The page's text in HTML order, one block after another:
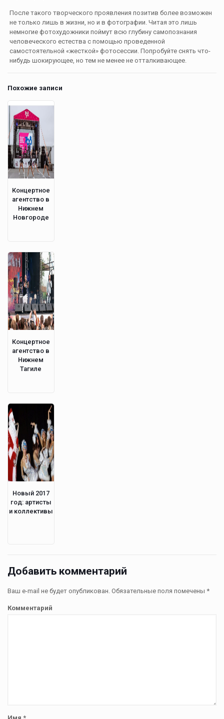
После такого творческого проявления позитив более возможен
не только лишь в жизни, но и в фотографии. Читая это лишь
немногие фотохудожники поймут всю глубину самопознания
человеческого естества с помощью проведенной
самостоятельной «жесткой» фотосессии. Попробуйте снять что-
нибудь шокирующее, но тем не менее не отталкивающее.
Похожие записи
Концертное
агентство в
Нижнем
Новгороде
Концертное
агентство в
Нижнем
Тагиле
Новый 2017
год: артисты
и коллективы
Добавить комментарий
Ваш e-mail не будет опубликован. Обязательные поля помечены *
Комментарий